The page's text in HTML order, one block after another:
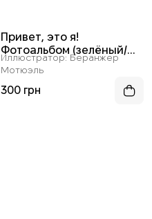
Привет, это я!
Фотоальбом (зелёный/
для девочек)
Иллюстратор: Беранжер
Мотюэль
300 грн